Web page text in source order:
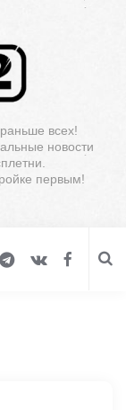
всех!
новости
первым!